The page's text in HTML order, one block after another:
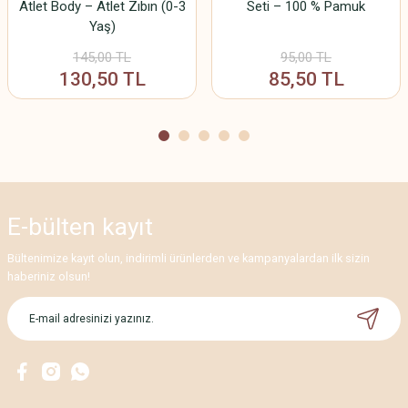
Atlet Body – Atlet Zıbın (0-3
Yaş)
145,00 TL
130,50 TL
Seti – 100 % Pamuk
95,00 TL
85,50 TL
E-bülten kayıt
Bültenimize kayıt olun, indirimli ürünlerden ve kampanyalardan ilk sizin
haberiniz olsun!